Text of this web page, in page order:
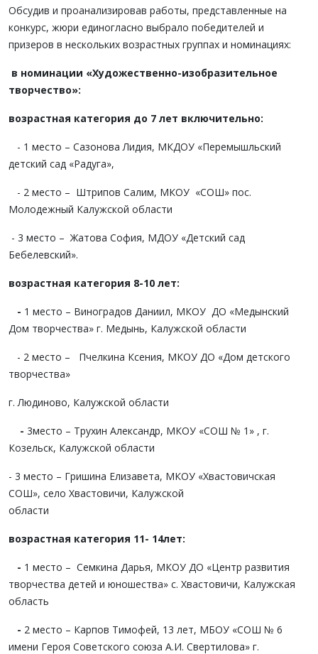
Обсудив и проанализировав работы, представленные на
конкурс, жюри единогласно выбрало победителей и
призеров в нескольких возрастных группах и номинациях:
в номинации «Художественно-изобразительное
творчество»:
возрастная категория до 7 лет включительно:
- 1 место – Сазонова Лидия, МКДОУ «Перемышльский
детский сад «Радуга»,
- 2 место – Штрипов Салим, МКОУ «СОШ» пос.
Молодежный Калужской области
- 3 место – Жатова София, МДОУ «Детский сад
Бебелевский».
возрастная категория 8-10 лет:
- 1 место – Виноградов Даниил, МКОУ ДО «Медынский
Дом творчества» г. Медынь, Калужской области
- 2 место – Пчелкина Ксения, МКОУ ДО «Дом детского
творчества»
г. Людиново, Калужской области
- 3место – Трухин Александр, МКОУ «СОШ № 1» , г.
Козельск, Калужской области
- 3 место – Гришина Елизавета, МКОУ «Хвастовичская
СОШ», село Хвастовичи, Калужской
области
возрастная категория 11- 14лет:
- 1 место – Семкина Дарья, МКОУ ДО «Центр развития
творчества детей и юношества» с. Хвастовичи, Калужская
область
- 2 место – Карпов Тимофей, 13 лет, МБОУ «СОШ № 6
имени Героя Советского союза А.И. Свертилова» г.